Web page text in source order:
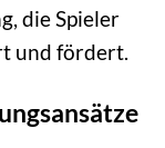
die Spieler
und fördert.